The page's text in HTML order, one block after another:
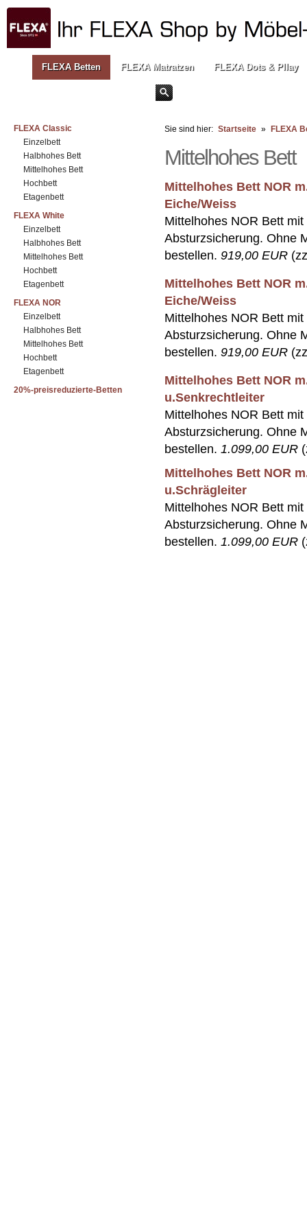
FLEXA Betten FLEXA Matratzen FLEXA Dots & Pllay
FLEXA Classic
Einzelbett
Halbhohes Bett
Mittelhohes Bett
Hochbett
Etagenbett
FLEXA White
Einzelbett
Halbhohes Bett
Mittelhohes Bett
Hochbett
Etagenbett
FLEXA NOR
Einzelbett
Halbhohes Bett
Mittelhohes Bett
Hochbett
Etagenbett
20%-preisreduzierte-Betten
Sie sind hier: Startseite » FLEXA
Mittelhohes Bett
Mittelhohes Bett NOR
Eiche/Weiss
Mittelhohes NOR Bett
Absturzsicherung. Ohne
bestellen. 919,00 EUR
Mittelhohes Bett NOR
Eiche/Weiss
Mittelhohes NOR Bett
Absturzsicherung. Ohne
bestellen. 919,00 EUR
Mittelhohes Bett NOR
u.Senkrechtleiter
Mittelhohes NOR Bett
Absturzsicherung. Ohne
bestellen. 1.099,00 EUR
Mittelhohes Bett NOR
u.Schrägleiter
Mittelhohes NOR Bett
Absturzsicherung. Ohne
bestellen. 1.099,00 EUR